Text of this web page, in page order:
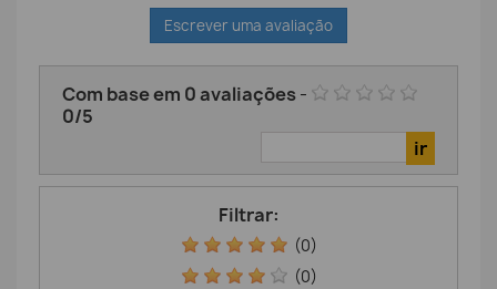
Escrever uma avaliação
Com base em 0avaliações-
0/5
Filtrar:
(0)
(0)